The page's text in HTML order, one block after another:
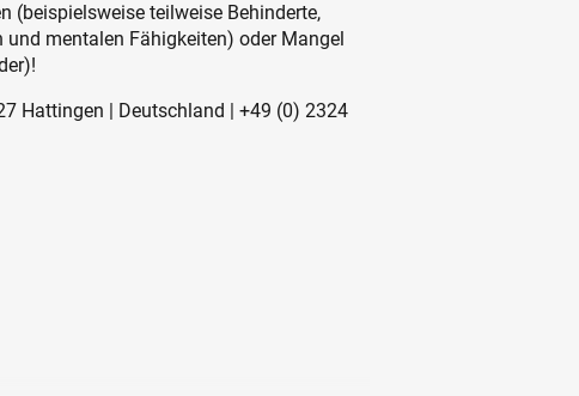
(beispielsweise teilweise Behinderte,
mentalen Fähigkeiten) oder Mangel
Hattingen | Deutschland | +49 (0) 2324